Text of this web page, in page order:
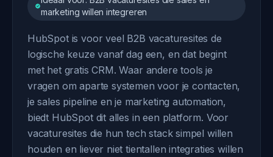
marketing willen integreren
HubSpot is voor veel B2B vacaturesites de
logische keuze vanaf dag een, en dat begint
met het gratis CRM. Waar andere tools je
vragen om aparte systemen voor je contacten,
je sales pipeline en je marketing automation,
biedt HubSpot dit alles in een platform. Voor
vacaturesites die hun tech stack simpel willen
houden en liever niet tientallen integraties willen